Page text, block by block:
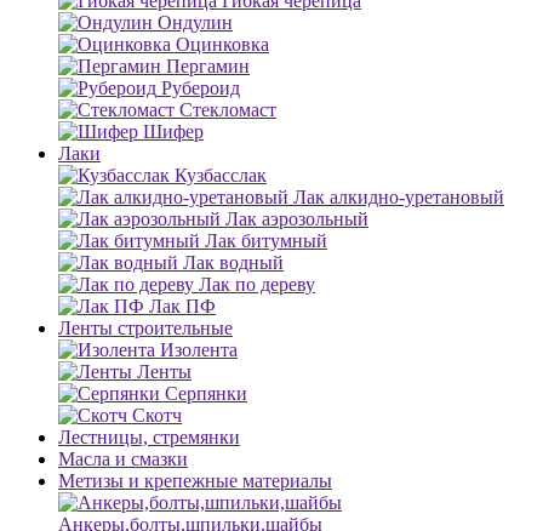
Ондулин
Оцинковка
Пергамин
Рубероид
Стекломаст
Шифер
Лаки
Кузбасслак
Лак алкидно-уретановый
Лак аэрозольный
Лак битумный
Лак водный
Лак по дереву
Лак ПФ
Ленты строительные
Изолента
Ленты
Серпянки
Скотч
Лестницы, стремянки
Масла и смазки
Метизы и крепежные материалы
Анкеры,болты,шпильки,шайбы